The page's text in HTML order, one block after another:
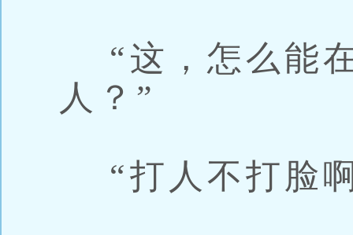
“这，怎么能
人？”
“打人不打脸